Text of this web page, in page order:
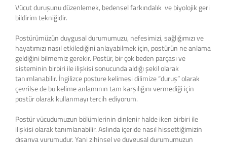
Vücut duruşunu düzenlemek, bedensel farkındalık ve biyolojik geri
bildirim tekniğidir.
Postürümüzün duygusal durumumuzu, nefesimizi, sağlığımızı ve
hayatımızı nasıl etkilediğini anlayabilmek için, postürün ne anlama
geldiğini bilmemiz gerekir. Postür, bir çok beden parçası ve
sisteminin birbiri ile ilişkisi sonucunda aldığı şekil olarak
tanımlanabilir. İngilizce posture kelimesi dilimize “duruş” olarak
çevrilse de bu kelime anlamının tam karşılığını vermediği için
postür olarak kullanmayı tercih ediyorum.
Postür vücudumuzun bölümlerinin dinlenir halde iken birbiri ile
ilişkisi olarak tanımlanabilir. Aslında içeride nasıl hissettiğimizin
dışarıya vurumudur. Yani zihinsel ve duygusal durumumuzun